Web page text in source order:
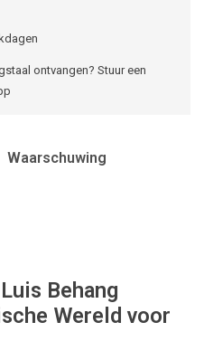
ontvangen? Stuur een
Waarschuwing
Behang
Wereld voor